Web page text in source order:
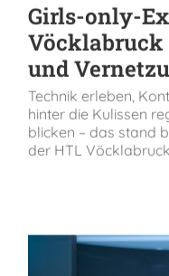
Girls-only-
und
Technik erleben,
hinter die Kulissen
blicken – das stand
der HTL